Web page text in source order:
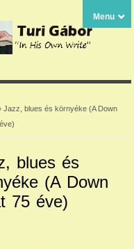
Menu
hely
Jazz, blues és környéke (A Down
blues és
(A Down
75 éve)